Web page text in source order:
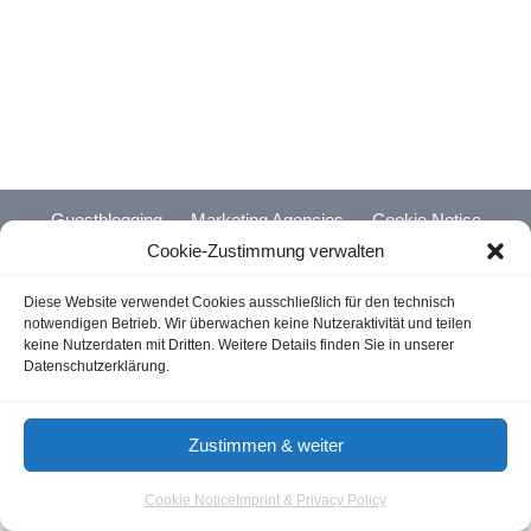
Cookie-Zustimmung verwalten
Diese Website verwendet Cookies ausschließlich für den technisch
notwendigen Betrieb. Wir überwachen keine Nutzeraktivität und teilen
keine Nutzerdaten mit Dritten. Weitere Details finden Sie in unserer
Datenschutzerklärung.
Zustimmen & weiter
Cookie Notice Imprint & Privacy Policy
Guestblogging Marketing Agencies
Cookie Notice
Terms of Use
Imprint & Privacy
© 2026 - Aloma.de